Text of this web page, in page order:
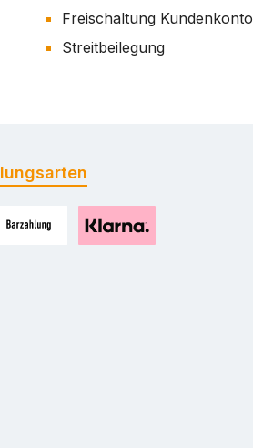
Freischaltung Kundenkonto
Streitbeilegung